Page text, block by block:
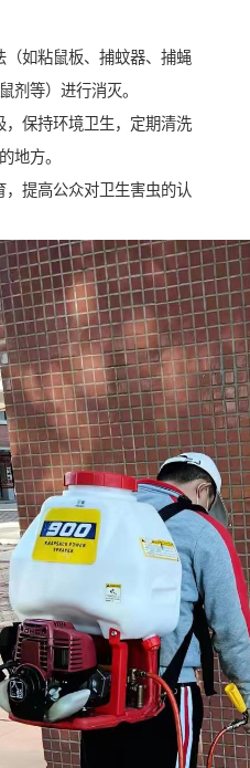
如粘鼠板、捕蚊器、捕蝇
剂等）进行消灭。
保持环境卫生，定期清洗
地方。
提高公众对卫生害虫的认